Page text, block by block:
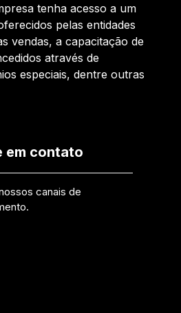
tenha acesso a um
pelas entidades
vendas, a capacitação de
através de
especiais, dentre outras
em contato
canais de